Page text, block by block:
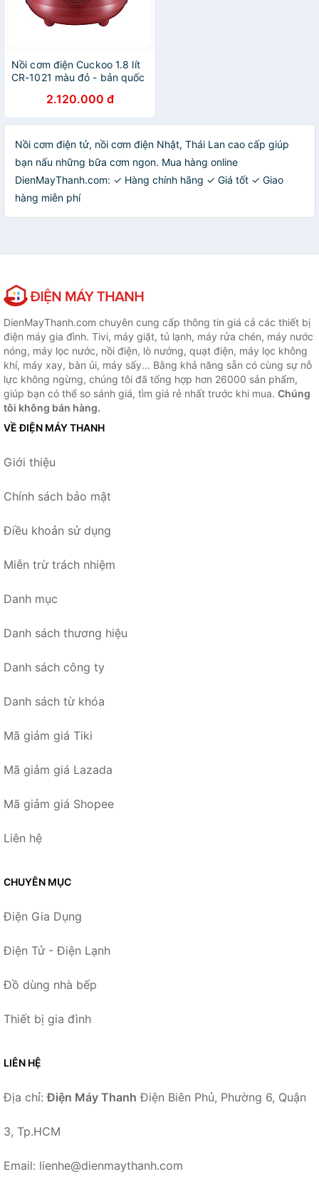
Nồi cơm điện Cuckoo 1.8 lít
CR-1021 màu đỏ - bản quốc
hãng Cuckoovina
2.120.000 đ
Nồi cơm điện tử, nồi cơm điện Nhật, Thái Lan cao cấp giúp
bạn nấu những bữa cơm ngon. Mua hàng online
DienMayThanh.com: ✓ Hàng chính hãng ✓ Giá tốt ✓ Giao
hàng miễn phí
DienMayThanh.com chuyên cung cấp thông tin giá cả các thiết bị
điện máy gia đình. Tivi, máy giặt, tủ lạnh, máy rửa chén, máy nước
nóng, máy lọc nước, nồi điện, lò nướng, quạt điện, máy lọc không
khí, máy xay, bàn ủi, máy sấy... Bằng khả năng sẵn có cùng sự nỗ
lực không ngừng, chúng tôi đã tổng hợp hơn 26000 sản phẩm,
giúp bạn có thể so sánh giá, tìm giá rẻ nhất trước khi mua. Chúng
tôi không bán hàng.
VỀ ĐIỆN MÁY THANH
Giới thiệu
Chính sách bảo mật
Điều khoản sử dụng
Miễn trừ trách nhiệm
Danh mục
Danh sách thương hiệu
Danh sách công ty
Danh sách từ khóa
Mã giảm giá Tiki
Mã giảm giá Lazada
Mã giảm giá Shopee
Liên hệ
CHUYÊN MỤC
Điện Gia Dụng
Điện Tử - Điện Lạnh
Đồ dùng nhà bếp
Thiết bị gia đình
LIÊN HỆ
Địa chỉ:Điện Máy Thanh Điện Biên Phủ, Phường 6, Quận
3, Tp.HCM
Email: lienhe@dienmaythanh.com